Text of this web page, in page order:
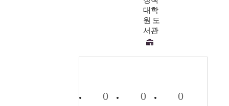
대학
원 도
서관
0 0 0